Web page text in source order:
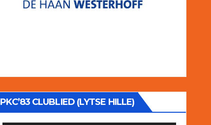
PKC’83 CLUBLIED (LYTSE HILLE)